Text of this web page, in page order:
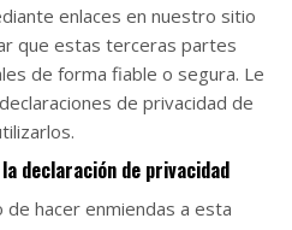
enlaces en nuestro sitio
que estas terceras partes
de forma fiable o segura. Le
de privacidad de
declaración de privacidad
hacer enmiendas a esta